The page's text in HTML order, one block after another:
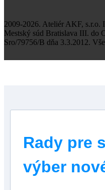
2009-2026. Ateliér AKF, s.r.o.
Mestský súd Bratislava III. do
Sro/79756/B dňa 3.3.2012.
Rady pre
výber